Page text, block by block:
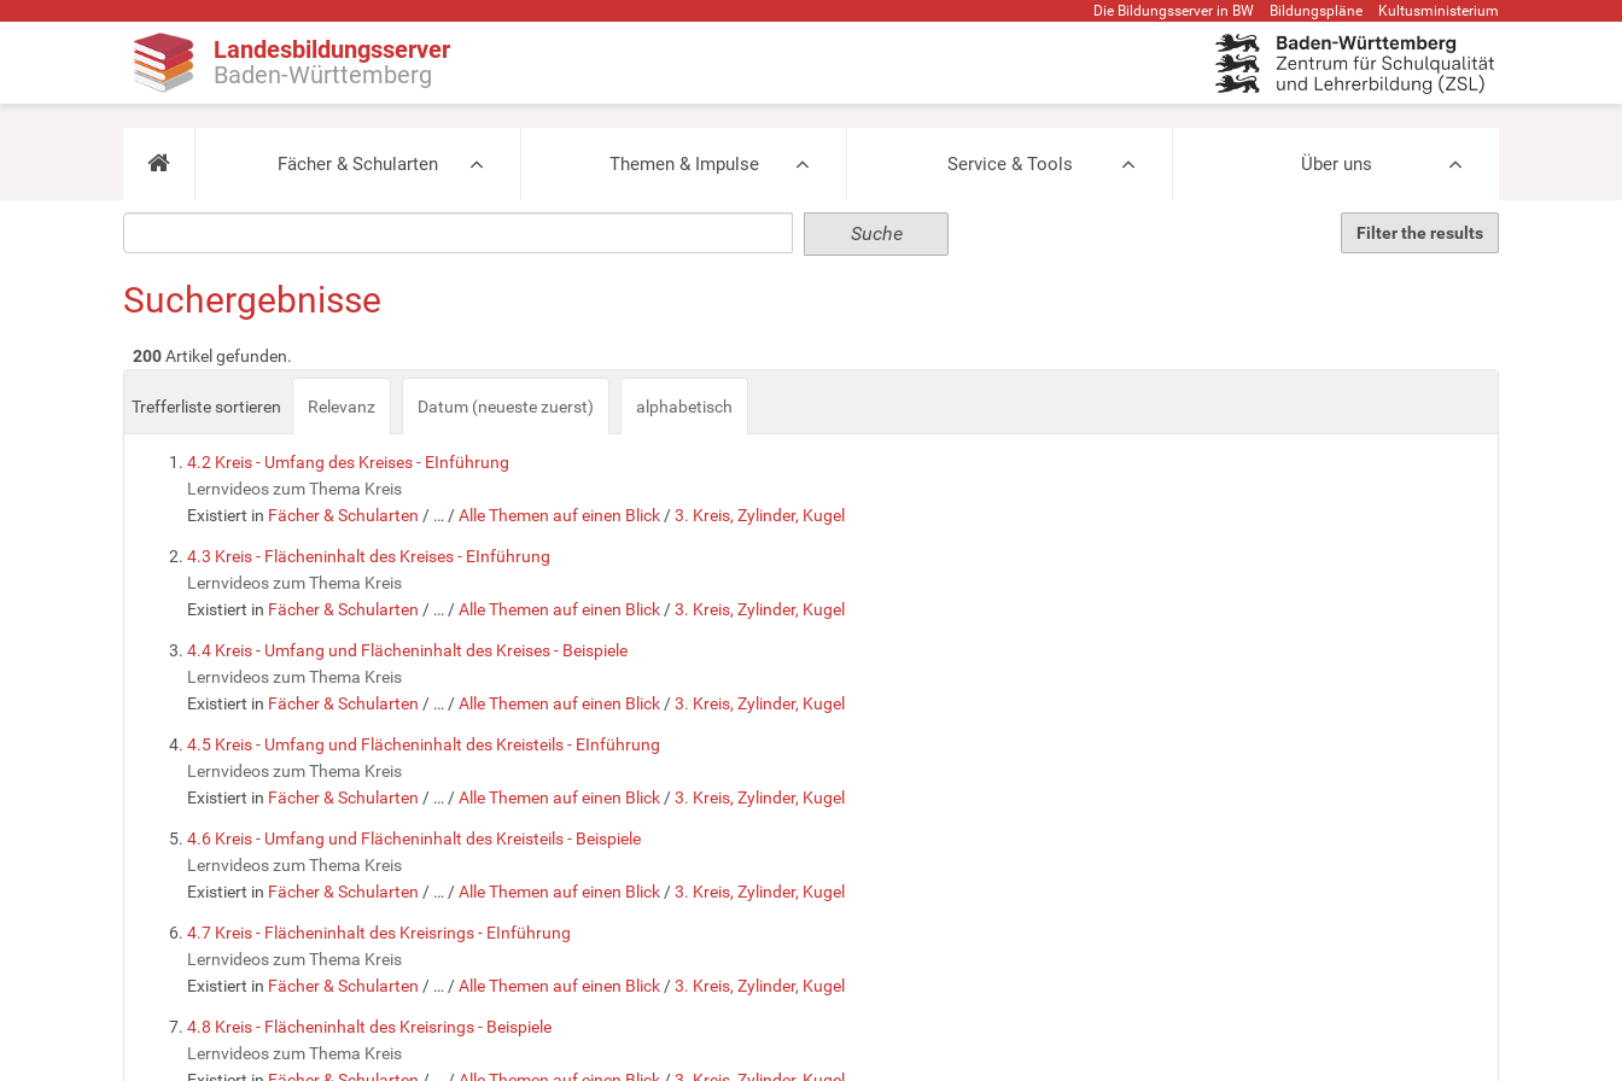
Die Bildungsserver in BW Bildungspläne Kultusministerium
Landesbildungsserver
Baden-Württemberg
Fächer & Schularten Themen & Impulse Service & Tools Über uns
Filter the results
Suchergebnisse
200Artikel gefunden.
Trefferliste sortieren Relevanz Datum (neueste zuerst) alphabetisch
4.2 Kreis - Umfang des Kreises - EInführung
Lernvideos zum Thema Kreis
Existiert in Fächer & Schularten / … /Alle Themen auf einen Blick /3. Kreis, Zylinder, Kugel
4.3 Kreis - Flächeninhalt des Kreises - EInführung
Lernvideos zum Thema Kreis
Existiert in Fächer & Schularten / … /Alle Themen auf einen Blick /3. Kreis, Zylinder, Kugel
4.4 Kreis - Umfang und Flächeninhalt des Kreises - Beispiele
Lernvideos zum Thema Kreis
Existiert in Fächer & Schularten / … /Alle Themen auf einen Blick /3. Kreis, Zylinder, Kugel
4.5 Kreis - Umfang und Flächeninhalt des Kreisteils - EInführung
Lernvideos zum Thema Kreis
Existiert in Fächer & Schularten / … /Alle Themen auf einen Blick /3. Kreis, Zylinder, Kugel
4.6 Kreis - Umfang und Flächeninhalt des Kreisteils - Beispiele
Lernvideos zum Thema Kreis
Existiert in Fächer & Schularten / … /Alle Themen auf einen Blick /3. Kreis, Zylinder, Kugel
4.7 Kreis - Flächeninhalt des Kreisrings - EInführung
Lernvideos zum Thema Kreis
Existiert in Fächer & Schularten / … /Alle Themen auf einen Blick /3. Kreis, Zylinder, Kugel
4.8 Kreis - Flächeninhalt des Kreisrings - Beispiele
Lernvideos zum Thema Kreis